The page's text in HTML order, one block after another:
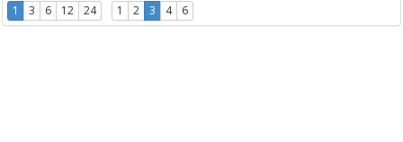
1 3 6 12 24 1 2 3 4 6